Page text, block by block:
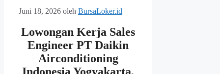
Juni 18, 2026 oleh BursaLoker.id
Lowongan Kerja Sales
Engineer PT Daikin
Airconditioning